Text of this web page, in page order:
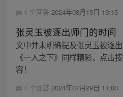
1 个回答 2024年08月15日 19:15
张灵玉被逐出师门的时间
文中并未明确提及张灵玉被逐
《一人之下》同样精彩，点击
容！
1 个回答 2024年07月29日 11:00